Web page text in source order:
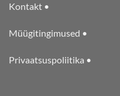
Kontakt •
Müügitingimused •
Privaatsuspoliitika •